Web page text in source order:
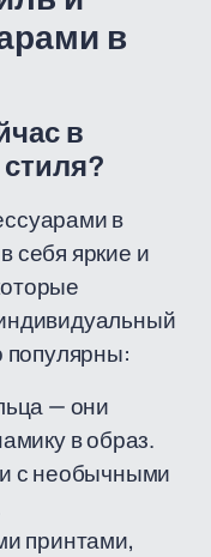
в
в
в
себя яркие и
популярны:
— они
в образ.
с необычными
принтами,